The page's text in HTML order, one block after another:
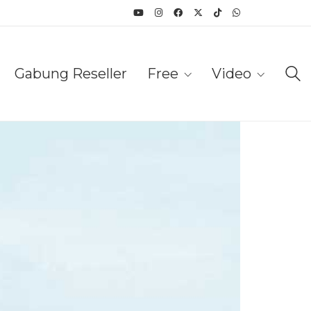
Gabung Reseller Free Video